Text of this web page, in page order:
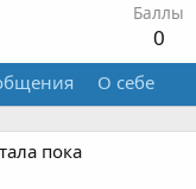
Баллы
0
О себе
пока